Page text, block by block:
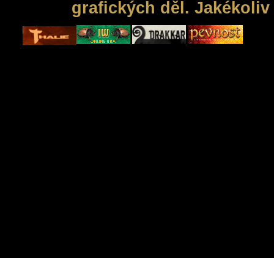
grafických děl.